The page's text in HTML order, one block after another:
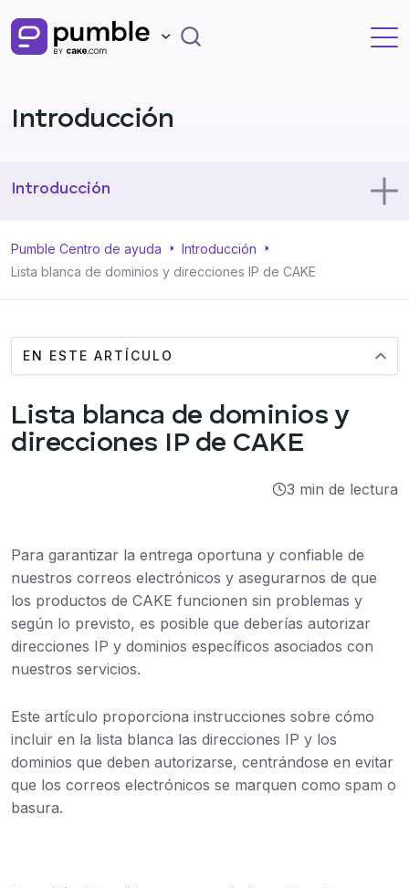
Introducción
Integraciones
Introducción
Usos de Pumble
Administración
Pumble Centro de ayuda
Introducción
Lista blanca de dominios y direcciones IP de CAKE
EN ESTE ARTÍCULO
Lista blanca de dominios y
direcciones IP de CAKE
3 min de lectura
Para garantizar la entrega oportuna y confiable de
nuestros correos electrónicos y asegurarnos de que
los productos de CAKE funcionen sin problemas y
según lo previsto, es posible que deberías autorizar
direcciones IP y dominios específicos asociados con
nuestros servicios.
Este artículo proporciona instrucciones sobre cómo
incluir en la lista blanca las direcciones IP y los
dominios que deben autorizarse, centrándose en evitar
que los correos electrónicos se marquen como spam o
basura.